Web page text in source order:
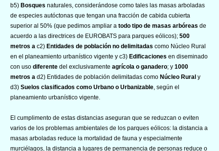
b5) Bosques naturales, considerándose como tales las masas arboladas
de especies autóctonas que tengan una fracción de cabida cubierta
superior al 50% (que pedimos ampliar a todo tipo de masas arbóreas de
acuerdo a las directrices de EUROBATS para parques eólicos); 500
metros a c2) Entidades de población no delimitadas como Núcleo Rural
en el planeamiento urbanístico vigente y c3) Edificaciones en diseminado
con uso diferente del exclusivamente agrícola o ganadero; y 1000
metros a d2) Entidades de población delimitadas como Núcleo Rural y
d3) Suelos clasificados como Urbano o Urbanizable , según el
planeamiento urbanístico vigente.
El cumplimento de estas distancias aseguran que se reduzcan o eviten
varios de los problemas ambientales de los parques eólicos: la distancia a
masas arboladas reduce la mortalidad de fauna y especialmente
murciélagos, la distancia a lugares de permanencia de personas reduce o